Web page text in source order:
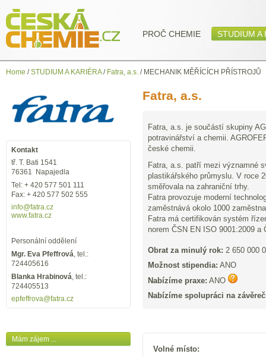
PROČ CHEMIE STUDIUM A
Home / STUDIUM A KARIÉRA / Fatra, a.s. / MECHANIK MĚŘÍCÍCH PŘÍSTROJŮ
Kontakt
tř. T. Bati 1541
76361 Napajedla
Tel: + 420 577 501 111
Fax: + 420 577 502 555
info@fatra.cz
www.fatra.cz
Personální oddělení
Mgr. Eva Pfeffrová, tel.:
724405616
Blanka Hrabinová, tel.:
724405513
epfeffrova@fatra.cz
Mám zájem ...
Fatra, a.s.
Fatra, a.s. je součástí skupiny
potravinářství a chemii.
české chemii.
Fatra, a.s. patří mezi významné
plastikářského průmyslu. V roce
směřovala na zahraniční trhy.
Fatra provozuje moderní
zaměstnává okolo 1000
Fatra má certifikován systém
norem ČSN EN ISO 9001:2009 a
Obrat za minulý rok: 2 650 000
Možnost stipendia: ANO
Nabízíme praxe: ANO
Nabízíme spolupráci na
Volné místo: